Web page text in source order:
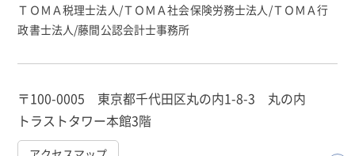
ＴＯＭＡ税理士法人/ＴＯＭＡ社会保険労務士法人/ＴＯＭＡ行
政書士法人/藤間公認会計士事務所
〒100-0005 東京都千代田区丸の内1-8-3 丸の内
トラストタワー本館3階